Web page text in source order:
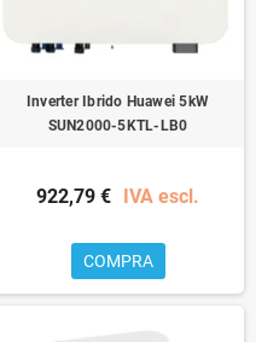
Inverter Ibrido Huawei 5kW
SUN2000-5KTL-LB0
922,79 € IVA escl.
COMPRA